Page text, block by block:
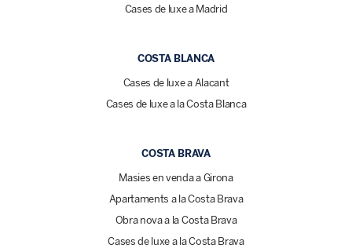
Cases de luxe a Madrid
COSTA BLANCA
Cases de luxe a Alacant
Cases de luxe a la Costa Blanca
COSTA BRAVA
Masies en venda a Girona
Apartaments a la Costa Brava
Obra nova a la Costa Brava
Cases de luxe a la Costa Brava